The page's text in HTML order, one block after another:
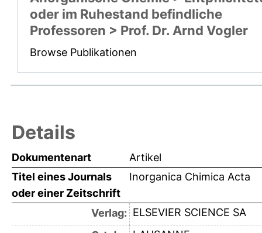
oder im Ruhestand befindliche
Professoren > Prof. Dr. Arnd Vogler
Browse Publikationen
Details
Dokumentenart
Artikel
Titel eines Journals
oder einer Zeitschrift
Inorganica Chimica Acta
Verlag: ELSEVIER SCIENCE SA